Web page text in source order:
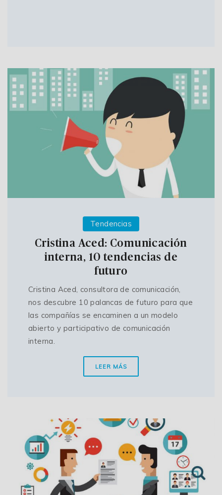
Tendencias
Cristina Aced: Comunicación
interna, 10 tendencias de
futuro
Cristina Aced, consultora de comunicación,
nos descubre 10 palancas de futuro para que
las compañías se encaminen a un modelo
abierto y participativo de comunicación
interna.
LEER MÁS